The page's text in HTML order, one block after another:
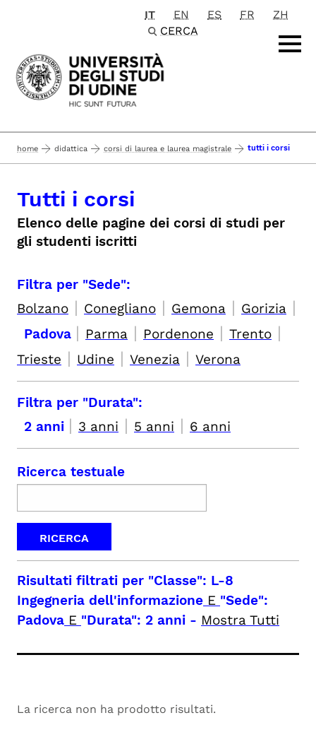
Passa al contenuto principale
IT EN ES FR
ZH
CERCA
home didattica corsi di laurea e laurea magistrale tutti i corsi
Tutti i corsi
Elenco delle pagine dei corsi di studi per
gli studenti iscritti
Filtra per "Sede":
Bolzano | Conegliano | Gemona | Gorizia |
Padova | Parma | Pordenone | Trento |
Trieste | Udine | Venezia | Verona
Filtra per "Durata":
2 anni | 3 anni | 5 anni | 6 anni
Ricerca testuale
Risultati filtrati per "Classe": L-8
Ingegneria dell'informazione E "Sede":
Padova E "Durata": 2 anni - Mostra Tutti
La ricerca non ha prodotto risultati.